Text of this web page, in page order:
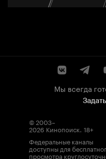
Мы всегда
© 2003–
2026 Кинопоиск. 18+
Федеральные каналы
доступны для
просмотра